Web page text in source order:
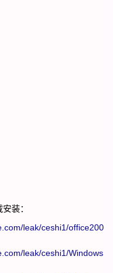
装：
leak/ceshi1/office200
leak/ceshi1/Windows